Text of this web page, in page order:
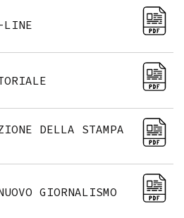
LINE
DELLA STAMPA
GIORNALISMO